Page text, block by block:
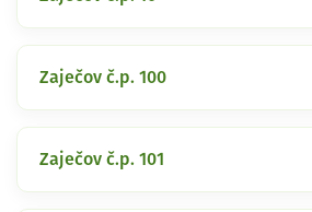
Zaječov č.p. 100
Zaječov č.p. 101